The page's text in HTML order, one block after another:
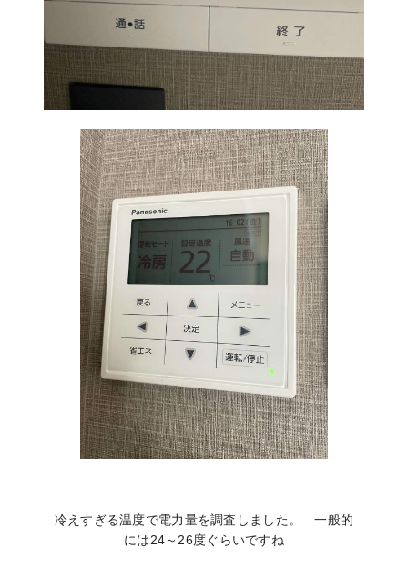
冷えすぎる温度で電力量を調査しました。 一般的
には24～26度ぐらいですね